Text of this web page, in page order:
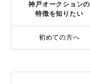
神戸オークションの
特徴を知りたい
初めての方へ